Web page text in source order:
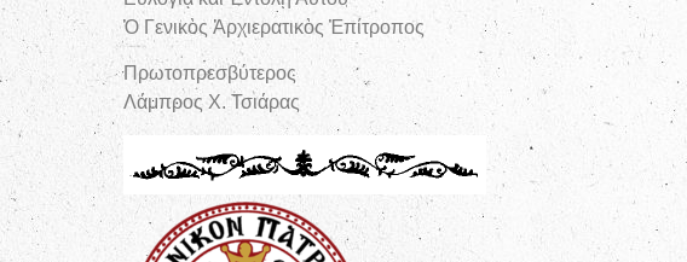
Ὁ Γενικὸς Ἀρχιερατικὸς Ἐπίτροπος
Πρωτοπρεσβύτερος
Λάμπρος Χ. Τσιάρας